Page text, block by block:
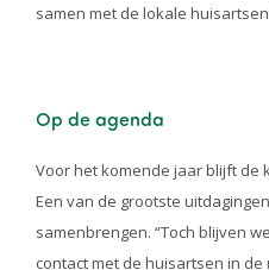
samen met de lokale
Op de agenda
Voor het komende jaar blijft de
Een van de grootste
samenbrengen. “Toch blijven
contact met de huisartsen in